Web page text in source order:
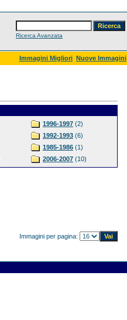
Ricerca Avanzata
Immagini Migliori Nuove Immagini
1996-1997 (2)
1992-1993 (6)
1985-1986 (1)
2006-2007 (10)
Immagini per pagina: